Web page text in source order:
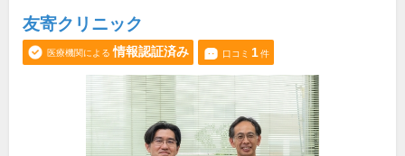
友寄クリニック
医療機関による 情報認証済み 口コミ 1件